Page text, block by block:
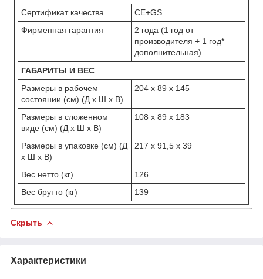
Сертификат качества
CE+GS
Фирменная гарантия
2 года (1 год от
производителя + 1 год*
дополнительная)
ГАБАРИТЫ И ВЕС
Размеры в рабочем
состоянии (см) (Д х Ш х В)
204 х 89 х 145
Размеры в сложенном
виде (см) (Д х Ш х В)
108 х 89 х 183
Размеры в упаковке (см) (Д
х Ш х В)
217 х 91,5 х 39
Вес нетто (кг)
126
Вес брутто (кг)
139
Скрыть
Характеристики